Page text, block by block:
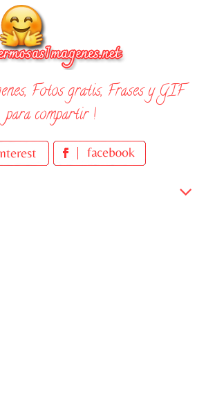
Fotos gratis, Frases y GIF
para compartir !